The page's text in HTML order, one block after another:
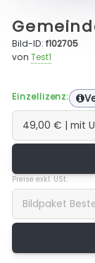
Bild-ID:f102705
vonTest1
Einzellizenz:
Preise exkl. USt.